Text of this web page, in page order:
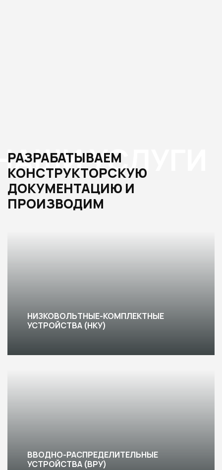
УСЛУГИ
РАЗРАБАТЫВАЕМ
КОНСТРУКТОРСКУЮ
ДОКУМЕНТАЦИЮ И
ПРОИЗВОДИМ
НИЗКОВОЛЬТНЫЕ-КОМПЛЕКТНЫЕ
УСТРОЙСТВА (НКУ)
ВВОДНО-РАСПРЕДЕЛИТЕЛЬНЫЕ
УСТРОЙСТВА (ВРУ)